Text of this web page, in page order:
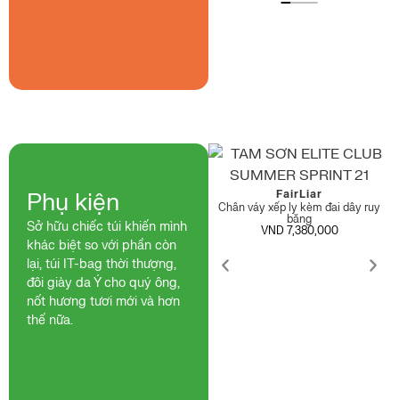
FairLiar
Quần bootcut có túi áo ruy băng
VND 7,790,000
FairLiar
Chân váy xếp ly kèm đai dây ruy
băng
VND 7,380,000
Phụ kiện
Sở hữu chiếc túi khiến mình
khác biệt so với phần còn
lại, túi IT-bag thời thượng,
đôi giày da Ý cho quý ông,
nốt hương tươi mới và hơn
thế nữa.